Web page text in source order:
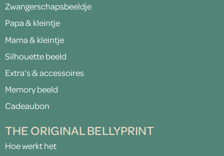
Zwangerschapsbeeldje
Papa & kleintje
Mama & kleintje
Silhouette beeld
Extra’s & accessoires
Memory beeld
Cadeaubon
THE ORIGINAL BELLYPRINT
Hoe werkt het